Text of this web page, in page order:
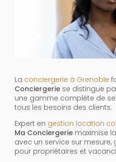
La conciergerie à Grenoble
Conciergerie se distingue
une gamme complète de
tous les besoins des clients.
Expert en gestion location
Ma Conciergerie maximise
avec un service sur
pour propriétaires et